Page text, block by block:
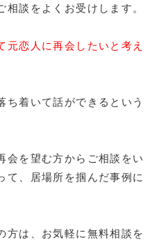
談をよくお受けします。
恋人に再会したいと考え
ち着いて話ができるという
会を望む方からご相談をい
て、居場所を掴んだ事例に
方は、お気軽に無料相談を